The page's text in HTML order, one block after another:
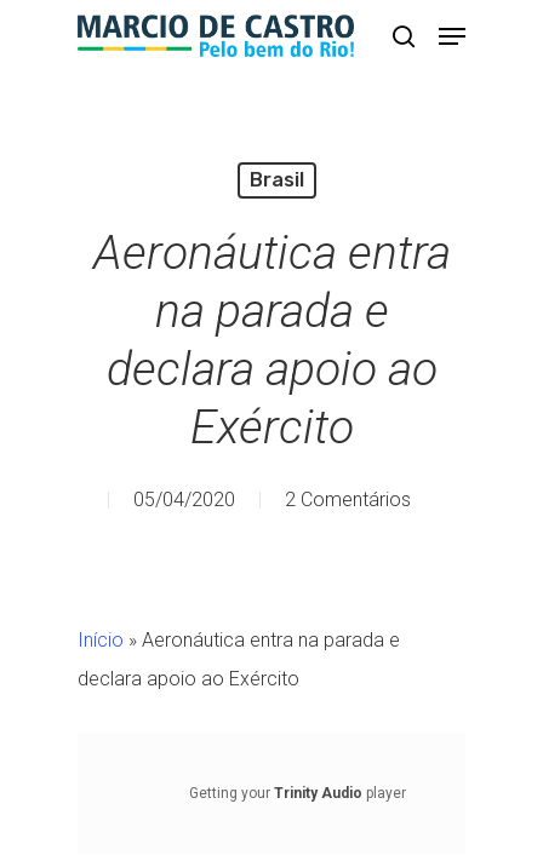
busca
Menu
Brasil
Aeronáutica entra
na parada e
declara apoio ao
Exército
05/04/2020 2 Comentários
Início » Aeronáutica entra na parada e
declara apoio ao Exército
Getting your Trinity Audio player